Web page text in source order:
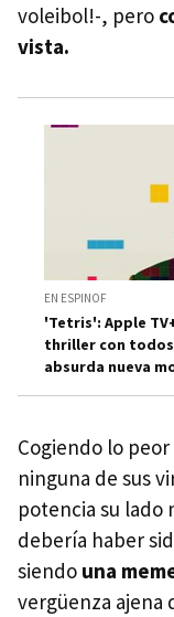
voleibol!-, pero
vista.
EN ESPINOF
'Tetris': Apple
thriller con todos
absurda nueva
Cogiendo lo
ninguna de sus
potencia su lado
debería haber
siendo una
vergüenza ajena